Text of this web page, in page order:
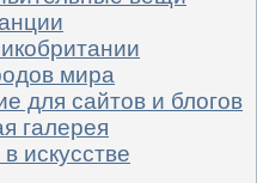
мира
для сайтов и блогов
галерея
искусстве